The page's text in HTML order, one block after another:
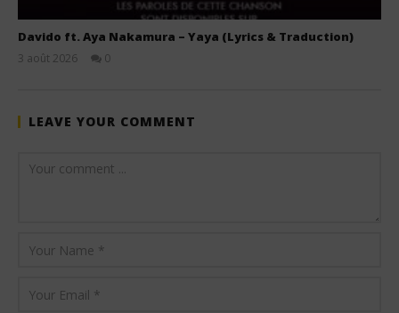
Davido ft. Aya Nakamura – Yaya (Lyrics & Traduction)
3 août 2026
0
LEAVE YOUR COMMENT